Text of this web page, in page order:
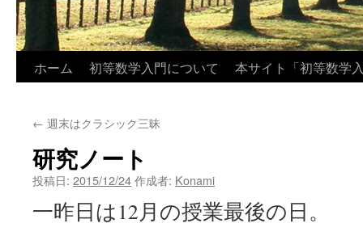
テ
ン
ツ
ホーム 初等数学入門について 本サイト「初等数学
← 週末はクラシック三昧
研究ノート
投稿日: 2015/12/24作成者: Konami
一昨日は12月の授業最後の日。